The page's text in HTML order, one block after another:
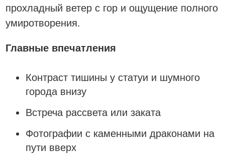
прохладный ветер с гор и ощущение полного
умиротворения.
Главные впечатления
Контраст тишины у статуи и шумного
города внизу
Встреча рассвета или заката
Фотографии с каменными драконами на
пути вверх